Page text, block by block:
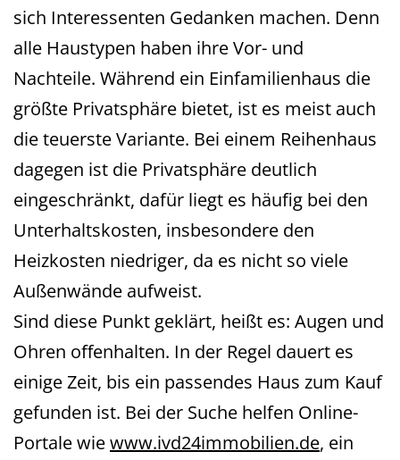
sich Interessenten Gedanken machen. Denn
alle Haustypen haben ihre Vor- und
Nachteile. Während ein Einfamilienhaus die
größte Privatsphäre bietet, ist es meist auch
die teuerste Variante. Bei einem Reihenhaus
dagegen ist die Privatsphäre deutlich
eingeschränkt, dafür liegt es häufig bei den
Unterhaltskosten, insbesondere den
Heizkosten niedriger, da es nicht so viele
Außenwände aufweist.
Sind diese Punkt geklärt, heißt es: Augen und
Ohren offenhalten. In der Regel dauert es
einige Zeit, bis ein passendes Haus zum Kauf
gefunden ist. Bei der Suche helfen Online-
Portale wiewww.ivd24immobilien.de, ein